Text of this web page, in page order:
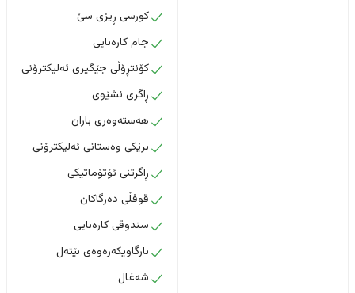
کورسی ڕیزی سێ
جام کارەبایی
کۆنتڕۆڵی جێگیری ئەلیکترۆنی
ڕاگری نشێوی
هەستەوەری باران
برێکی وەستانی ئەلیکترۆنی
ڕاگرتنی ئۆتۆماتیکی
قوفڵی دەرگاکان
سندوقی کارەبایی
بارگاویکەرەوەی بێتەل
شەغال